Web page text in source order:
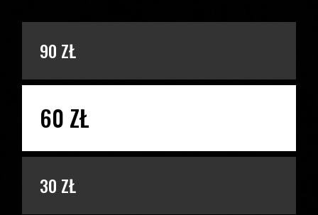
90 ZŁ
60 ZŁ
30 ZŁ
PODAJ KWOTĘ